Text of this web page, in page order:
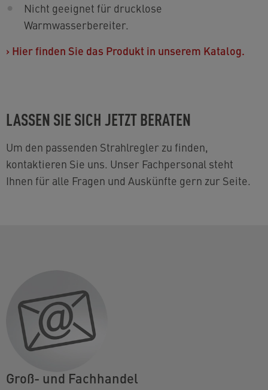
Nicht geeignet für drucklose
Warmwasserbereiter.
› Hier finden Sie das Produkt in unserem Katalog.
LASSEN SIE SICH JETZT BERATEN
Um den passenden Strahlregler zu finden,
kontaktieren Sie uns. Unser Fachpersonal steht
Ihnen für alle Fragen und Auskünfte gern zur Seite.
Groß- und Fachhandel